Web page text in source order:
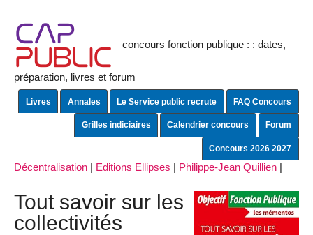
concours fonction publique : : dates,
préparation, livres et forum
FAQ Concours
Le Service public recrute
Annales
Livres
Forum
Calendrier concours
Grilles indiciaires
Concours 2026 2027
Décentralisation | Editions Ellipses | Philippe-Jean Quillien |
Tout savoir sur les
collectivités